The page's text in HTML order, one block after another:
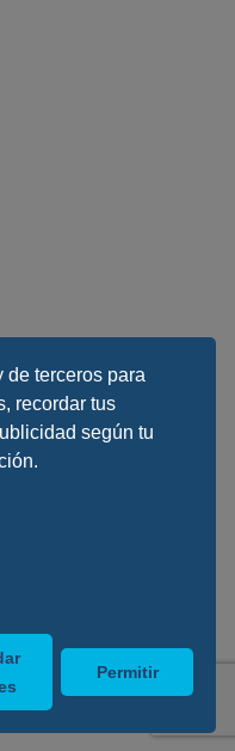
de terceros para
recordar tus
según tu
Permitir